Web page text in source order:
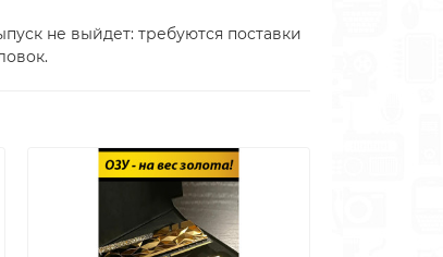
не выйдет: требуются поставки